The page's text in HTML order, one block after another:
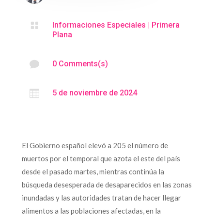
 Informaciones Especiales | Primera
Plana
 0 Comments(s)
 5 de noviembre de 2024
El Gobierno español elevó a 205 el número de
muertos por el temporal que azota el este del país
desde el pasado martes, mientras continúa la
búsqueda desesperada de desaparecidos en las zonas
inundadas y las autoridades tratan de hacer llegar
alimentos a las poblaciones afectadas, en la